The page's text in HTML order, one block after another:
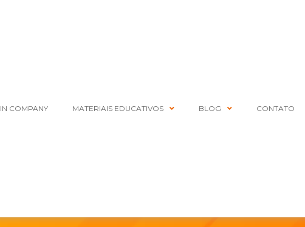
IN COMPANY MATERIAIS EDUCATIVOS BLOG CONTATO